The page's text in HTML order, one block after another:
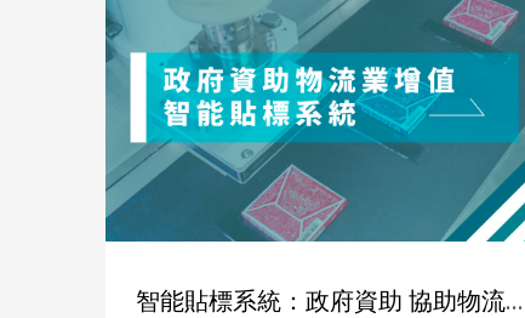
智能貼標系統：政府資助 協助物流業增值